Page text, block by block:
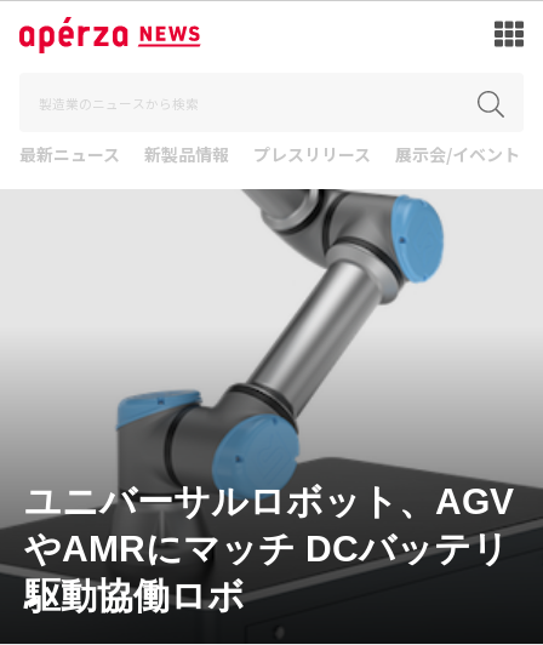
最新ニュース 新製品情報 プレスリリース 展示会/イベント
ユニバーサルロボット、AGV
やAMRにマッチ DCバッテリ
駆動協働ロボ